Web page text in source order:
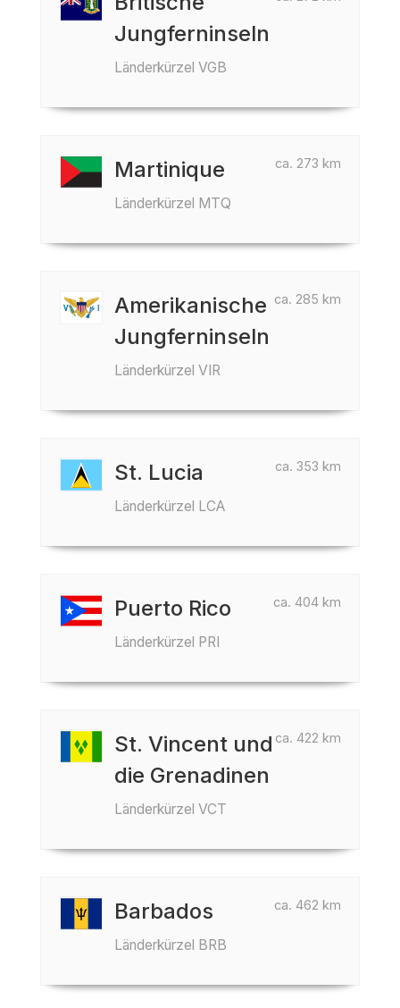
Jungferninseln
Länderkürzel VGB
ca. 273 km
Martinique
Länderkürzel MTQ
ca. 285 km
Amerikanische
Jungferninseln
Länderkürzel VIR
ca. 353 km
St. Lucia
Länderkürzel LCA
ca. 404 km
Puerto Rico
Länderkürzel PRI
ca. 422 km
St. Vincent und
die Grenadinen
Länderkürzel VCT
ca. 462 km
Barbados
Länderkürzel BRB